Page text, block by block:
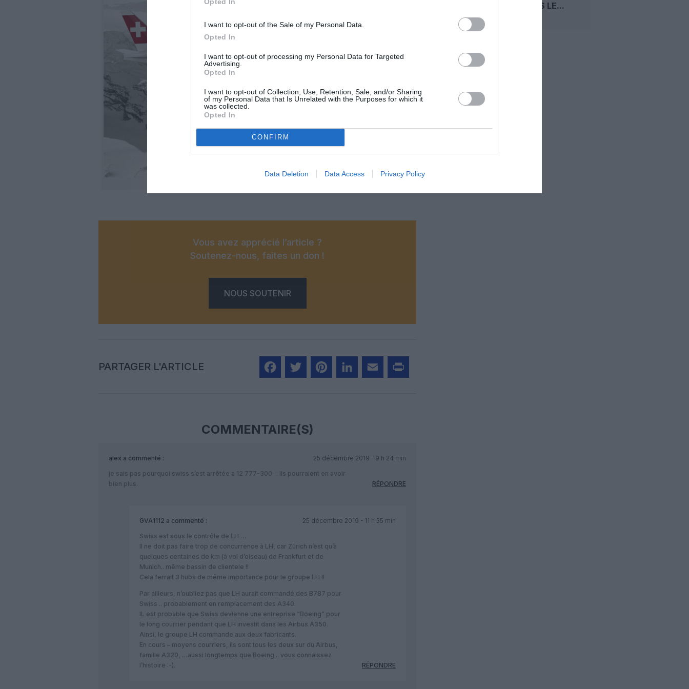
I want to opt-out of the Sale of my Personal Data.
Opted In
I want to opt-out of processing my Personal Data for Targeted
Advertising.
Opted In
I want to opt-out of Collection, Use, Retention, Sale, and/or Sharing
of my Personal Data that Is Unrelated with the Purposes for which it
was collected.
Opted In
CONFIRM
Data Deletion Data Access Privacy Policy
Vous avez apprécié l’article ?
Soutenez-nous, faites un don !
NOUS SOUTENIR
PARTAGER L'ARTICLE
COMMENTAIRE(S)
alex a commenté :
25 décembre 2019 - 9 h 24 min
je sais pas pourquoi swiss s’est arrêtée a 12 777-300… ils pourraient en avoir
bien plus.
RÉPONDRE
GVA1112 a commenté :
25 décembre 2019 - 11 h 35 min
Swiss est sous le contrôle de LH …
Il ne doit pas faire trop de concurrence à LH, car Zürich n’est qu’à
quelques centaines de km (à vol d’oiseau) de Frankfurt et de
Munich.. même bassin de clientele !!
Cela ferrait 3 hubs de même importance pour le groupe LH !!
Par ailleurs, n’oubliez pas que LH aurait commandé des B787 pour
Swiss .. probablement en remplacement des A340.
IL est probable que Swiss devienne une entreprise “Boeing” pour
le long courrier pendant que LH investit dans les Airbus A350.
Ainsi, le groupe LH commande aux deux fabricants.
En cours – moyens courriers, ils sont tous les deux sur du Airbus,
famille A320, …aussi longtemps que Boeing .. vous connaissez
l’histoire :-).
RÉPONDRE
MAX DANS LE...